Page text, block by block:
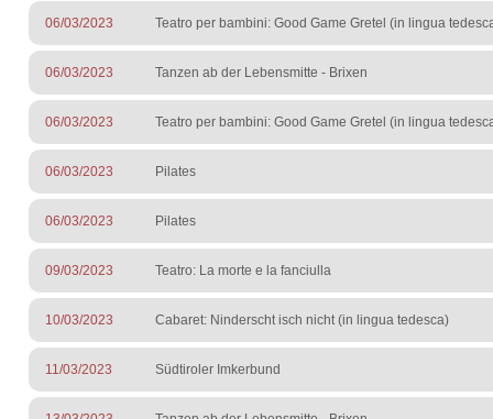
06/03/2023 Teatro per bambini: Good Game Gretel (in lingua
06/03/2023 Tanzen ab der Lebensmitte - Brixen
06/03/2023 Teatro per bambini: Good Game Gretel (in lingua
06/03/2023 Pilates
06/03/2023 Pilates
09/03/2023 Teatro: La morte e la fanciulla
10/03/2023 Cabaret: Ninderscht isch nicht (in lingua tedesca)
11/03/2023 Südtiroler Imkerbund